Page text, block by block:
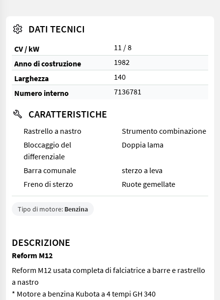
DATI TECNICI
CV / kW
11 / 8
Anno di costruzione
1982
Larghezza
140
Numero interno
7136781
CARATTERISTICHE
Rastrello a nastro
Strumento combinazione
Bloccaggio del
differenziale
Doppia lama
Barra comunale
sterzo a leva
Freno di sterzo
Ruote gemellate
Tipo di motore: Benzina
DESCRIZIONE
Reform M12
Reform M12 usata completa di falciatrice a barre e rastrello
a nastro
* Motore a benzina Kubota a 4 tempi GH 340